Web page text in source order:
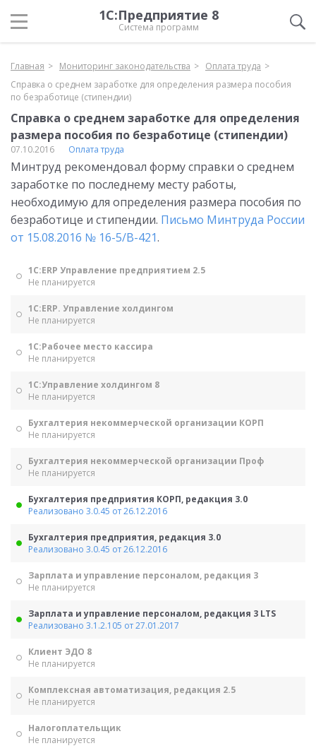
1С:Предприятие 8
Система программ
Главная Мониторинг законодательства
Оплата труда
Справка о среднем заработке для определения размера пособия
по безработице (стипендии)
Справка о среднем заработке для определения
размера пособия по безработице (стипендии)
07.10.2016 Оплата труда
Минтруд рекомендовал форму справки о среднем
заработке по последнему месту работы,
необходимую для определения размера пособия по
безработице и стипендии. Письмо Минтруда России
от 15.08.2016 № 16-5/В-421.
1С:ERP Управление предприятием 2.5
Не планируется
1С:ERP. Управление холдингом
Не планируется
1С:Рабочее место кассира
Не планируется
1С:Управление холдингом 8
Не планируется
Бухгалтерия некоммерческой организации КОРП
Не планируется
Бухгалтерия некоммерческой организации Проф
Не планируется
Бухгалтерия предприятия КОРП, редакция 3.0
Реализовано 3.0.45 от 26.12.2016
Бухгалтерия предприятия, редакция 3.0
Реализовано 3.0.45 от 26.12.2016
Зарплата и управление персоналом, редакция 3
Не планируется
Зарплата и управление персоналом, редакция 3 LTS
Реализовано 3.1.2.105 от 27.01.2017
Клиент ЭДО 8
Не планируется
Комплексная автоматизация, редакция 2.5
Не планируется
Налогоплательщик
Не планируется